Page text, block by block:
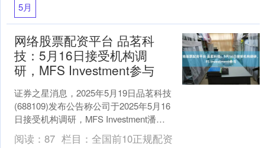
5月
网络股票配资平台 品茗科
技：5月16日接受机构调
研，MFS Investment参与
证券之星消息，2025年5月19日品茗科技
(688109)发布公告称公司于2025年5月16
日接受机构调研，MFS Investment潘丽
安参与。 具体内容如....
阅读： 87 栏目： 全国前10正规配资